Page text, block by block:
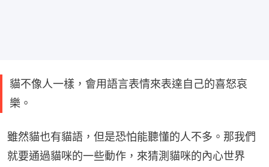
貓不像人一樣，會用語言表情來表達自己的喜怒哀
樂。
雖然貓也有貓語，但是恐怕能聽懂的人不多。那我們
就要通過貓咪的一些動作，來猜測貓咪的內心世界